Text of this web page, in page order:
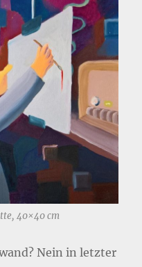
40×40 cm
Nein in letzter